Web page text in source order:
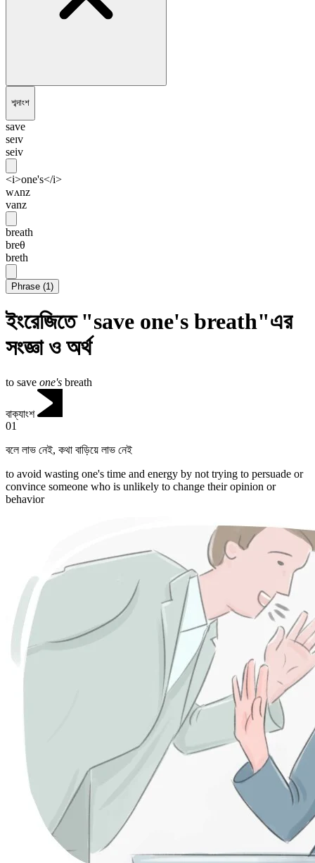
শব্দাংশ
save
seɪv
seiv
<i>one's</i>
wʌnz
vanz
breath
breθ
breth
Phrase (1)
ইংরেজিতে "save one's breath"এর
সংজ্ঞা ও অর্থ
to save one's breath
বাক্যাংশ
01
বলে লাভ নেই, কথা বাড়িয়ে লাভ নেই
to avoid wasting one's time and energy by not trying to persuade or
convince someone who is unlikely to change their opinion or
behavior